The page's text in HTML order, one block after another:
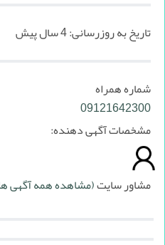
تاریخ به روزرسانی:4 سال پیش
شماره همراه
09121642300
مشخصات آگهی دهنده:
مشاور سایت(مشاهده همه آگهی